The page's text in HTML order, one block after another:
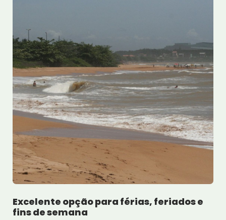
Excelente opção para férias, feriados e
fins de semana